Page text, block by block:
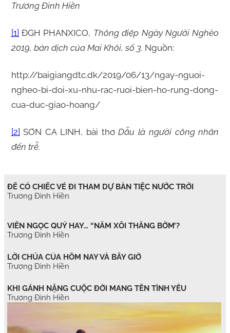
Trương Đình Hiền
[1] ĐGH PHANXICO, Thông điệp Ngày Người Nghèo
2019, bản dịch của Mai Khôi, số 3. Nguồn:
http://baigiangdtc.dk/2019/06/13/ngay-nguoi-
ngheo-bi-doi-xu-nhu-rac-ruoi-bien-ho-rung-dong-
cua-duc-giao-hoang/
[2] SƠN CA LINH, bài thơDẫu là người công nhân
đến trễ.
ĐỂ CÓ CHIẾC VÉ ĐI THAM DỰ BÀN TIỆC NƯỚC TRỜI
Trương Đình Hiền
VIÊN NGỌC QUÝ HAY… “NẮM XÔI THẰNG BỜM’?
Trương Đình Hiền
LỜI CHÚA CỦA HÔM NAY VÀ BÂY GIỜ
Trương Đình Hiền
KHI GÁNH NẶNG CUỘC ĐỜI MANG TÊN TÌNH YÊU
Trương Đình Hiền